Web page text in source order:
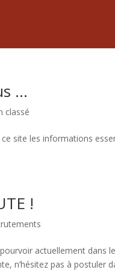
…
classé
site les informations
!
actuellement dans
n’hésitez pas à postuler